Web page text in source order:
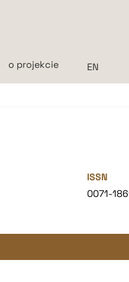
o projekcie
ISSN
0071-